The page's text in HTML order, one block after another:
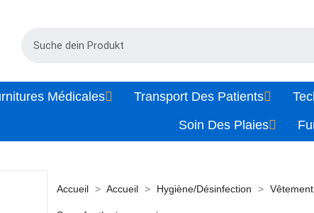
Médicales Transport Des Patients
Soin Des Plaies
Accueil Accueil Hygiène/Désinfection